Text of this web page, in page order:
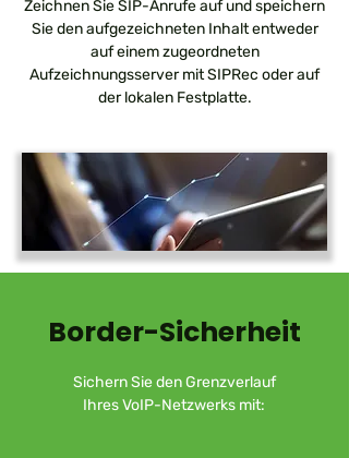
Zeichnen Sie SIP-Anrufe auf und speichern
Sie den aufgezeichneten Inhalt entweder
auf einem zugeordneten
Aufzeichnungsserver mit SIPRec oder auf
der lokalen Festplatte.
Border-Sicherheit
Sichern Sie den Grenzverlauf
Ihres VoIP-Netzwerks mit: